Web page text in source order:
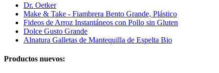
Dr. Oetker
Make & Take - Fiambrera Bento Grande, Plástico
Fideos de Arroz Instantáneos con Pollo sin Gluten
Dolce Gusto Grande
Alnatura Galletas de Mantequilla de Espelta Bio
Productos nuevos: